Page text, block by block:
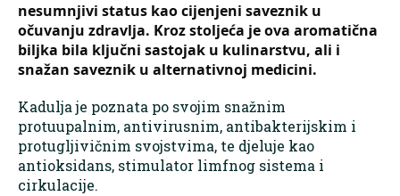
nesumnjivi status kao cijenjeni saveznik u
očuvanju zdravlja. Kroz stoljeća je ova aromatična
biljka bila ključni sastojak u kulinarstvu, ali i
snažan saveznik u alternativnoj medicini.
Kadulja je poznata po svojim snažnim
protuupalnim, antivirusnim, antibakterijskim i
protugljivičnim svojstvima, te djeluje kao
antioksidans, stimulator limfnog sistema i
cirkulacije.